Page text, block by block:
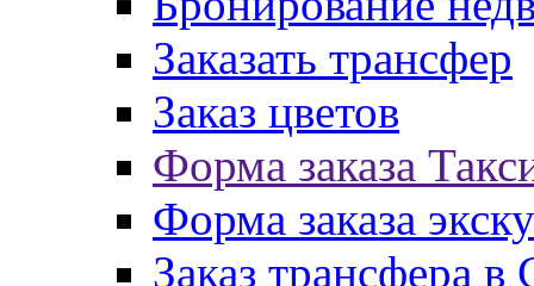
Заказать трансфер
Заказ цветов
Форма заказа
Форма заказа
Заказ трансфера